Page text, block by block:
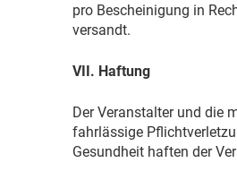
pro Bescheinigung in
versandt.
VII. Haftung
Der Veranstalter und die
fahrlässige
Gesundheit haften der